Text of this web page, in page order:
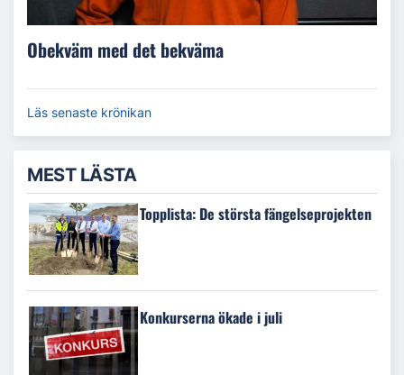
Obekväm med det bekväma
Läs senaste krönikan
MEST LÄSTA
Topplista: De största fängelseprojekten
Konkurserna ökade i juli